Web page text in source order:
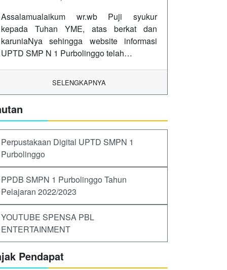
Assalamualaikum wr.wb Puji syukur
kepada Tuhan YME, atas berkat dan
karuniaNya sehingga website informasi
UPTD SMP N 1 Purbolinggo telah…
SELENGKAPNYA
Perpustakaan Digital UPTD SMPN 1
Purbolinggo
PPDB SMPN 1 Purbolinggo Tahun
Pelajaran 2022/2023
YOUTUBE SPENSA PBL
ENTERTAINMENT
Pendapat